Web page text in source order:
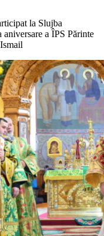
la Slujba
a ÎPS Părinte